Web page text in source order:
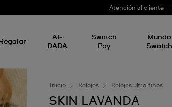
Atención al cliente
Regalar
AI-
DADA
Swatch
Pay
Mundo
Swatch
Inicio Relojes Relojes ultra finos
SKIN LAVANDA